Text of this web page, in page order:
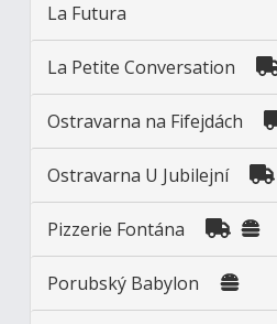
La Futura
La Petite Conversation
Ostravarna na Fifejdách
Ostravarna U Jubilejní
Pizzerie Fontána
Porubský Babylon